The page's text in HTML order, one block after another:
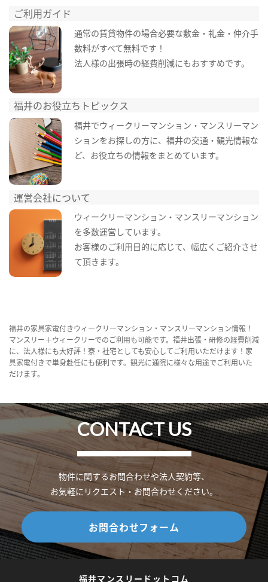
ご利用ガイド
通常の賃貸物件の場合必要な敷金・礼金・仲介手
数料がすべて無料です！
法人様の出張時の経費削減にもおすすめです。
福井のお役立ちトピックス
福井でウィークリーマンション・マンスリーマン
ションをお探しの方に、福井の交通・観光情報な
ど、お役立ちの情報をまとめています。
運営会社について
ウィークリーマンション・マンスリーマンション
を多数運営しています。
お客様のご利用目的に応じて、幅広くご紹介させ
て頂きます。
福井の家具家電付きウィークリーマンション・マンスリーマンション情報！
マンスリー＋ウィークリーでのご利用も可能です。福井出張・研修の経費削減
に、法人様にも大好評！寮・社宅としても安心してご利用いただけます！家
具家電付きで単身赴任にも便利です。観光に通院に様々な用途でご利用いた
だけます。
CONTACT US
物件に関するお問合わせや法人契約等、
お気軽にリクエスト・お問合わせください。
お問合わせフォーム
福井マンスリードットコム